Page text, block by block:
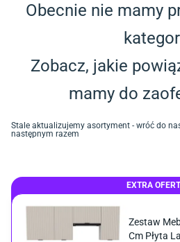
Obecnie nie mamy
Zobacz, jakie
mamy do
Stale aktualizujemy asortyment - wróć do
następnym razem
EXTRA
Zestaw
Cm Płyta